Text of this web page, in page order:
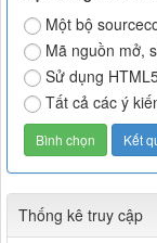
Một bộ
Mã nguồn mở,
Sử dụng
Tất cả các ý
Thống kê truy cập